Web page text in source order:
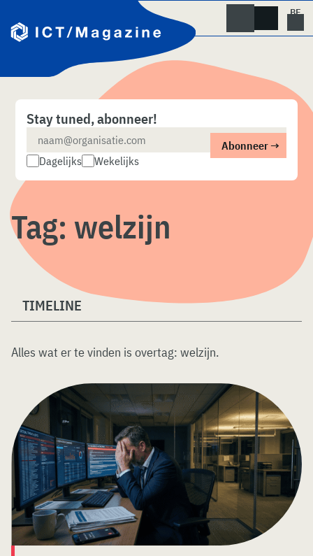
naar
content
Stay tuned, abonneer!
Dagelijks Wekelijks
Tag: welzijn
TIMELINE
Alles wat er te vinden is overtag: welzijn.